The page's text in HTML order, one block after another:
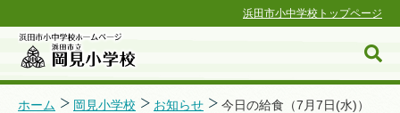
浜田市小中学校トップページ
ホーム 岡見小学校 お知らせ 今日の給食（7月7日(水)）